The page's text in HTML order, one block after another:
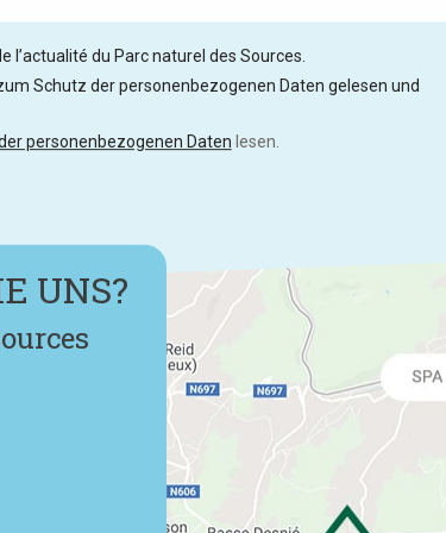
l’actualité du Parc naturel des Sources.
Schutz der personenbezogenen Daten gelesen und
personenbezogenen Daten lesen.
UNS?